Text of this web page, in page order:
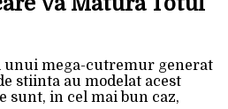
unui mega-cutremur generat
stiinta au modelat acest
sunt, in cel mai bun caz,